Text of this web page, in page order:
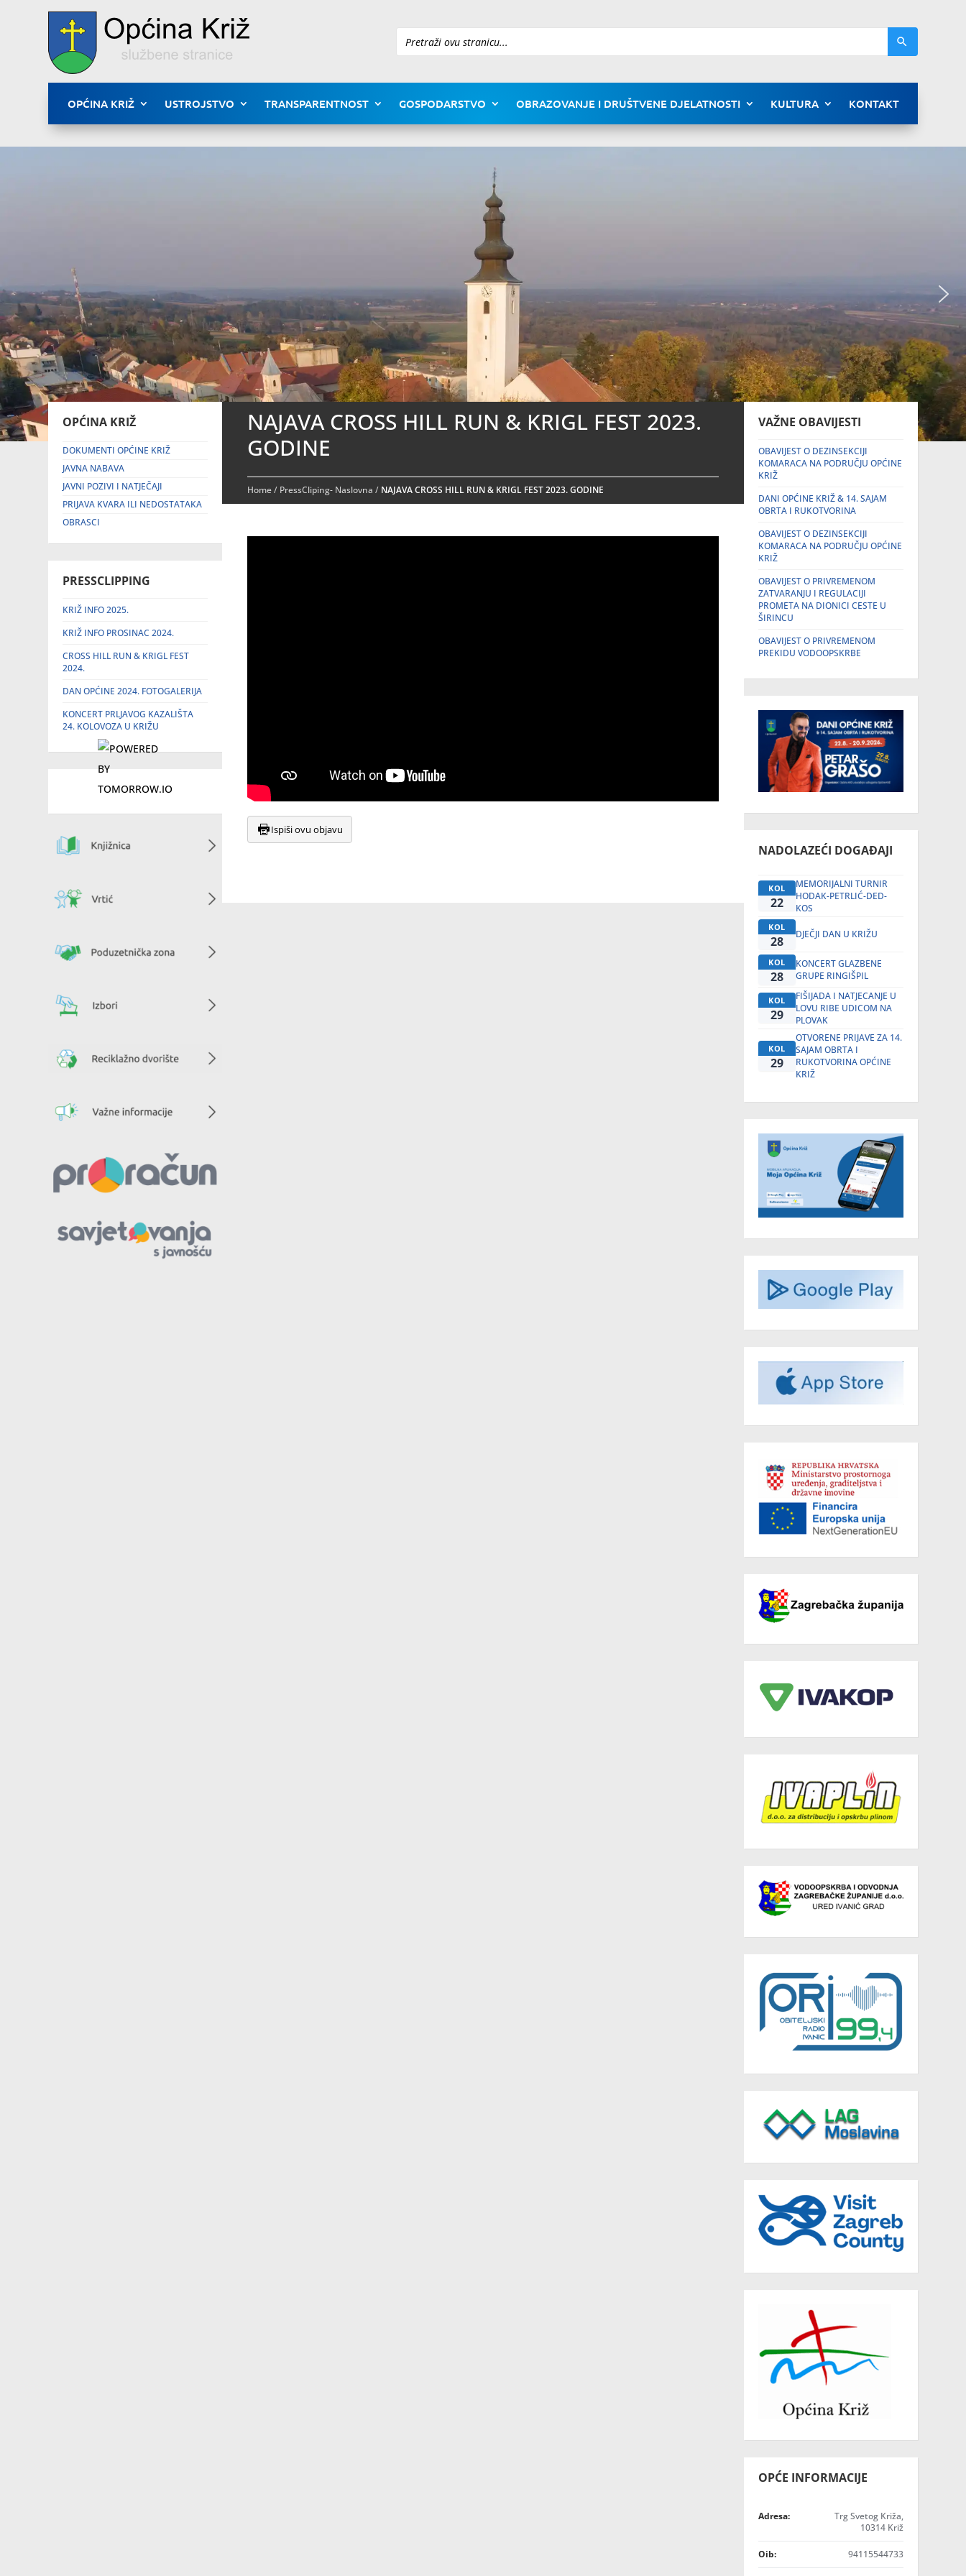
Pretraži
OPĆINA KRIŽ USTROJSTVO TRANSPARENTNOST GOSPODARSTVO OBRAZOVANJE I DRUŠTVENE DJELATNOSTI KULTURA KONTAKT
OPĆINA KRIŽ
DOKUMENTI OPĆINE KRIŽ
JAVNA NABAVA
JAVNI POZIVI I NATJEČAJI
PRIJAVA KVARA ILI NEDOSTATAKA
OBRASCI
PRESSCLIPPING
KRIŽ INFO 2025.
KRIŽ INFO PROSINAC 2024.
CROSS HILL RUN & KRIGL FEST
2024.
DAN OPĆINE 2024. FOTOGALERIJA
KONCERT PRLJAVOG KAZALIŠTA
24. KOLOVOZA U KRIŽU
NAJAVA CROSS HILL RUN & KRIGL FEST 2023.
GODINE
Home/ PressCliping- Naslovna / NAJAVA CROSS HILL RUN & KRIGL FEST 2023. GODINE
Ispiši ovu objavu
VAŽNE OBAVIJESTI
OBAVIJEST O DEZINSEKCIJI
KOMARACA NA PODRUČJU OPĆINE
KRIŽ
DANI OPĆINE KRIŽ & 14. SAJAM
OBRTA I RUKOTVORINA
OBAVIJEST O DEZINSEKCIJI
KOMARACA NA PODRUČJU OPĆINE
KRIŽ
OBAVIJEST O PRIVREMENOM
ZATVARANJU I REGULACIJI
PROMETA NA DIONICI CESTE U
ŠIRINCU
OBAVIJEST O PRIVREMENOM
PREKIDU VODOOPSKRBE
NADOLAZEĆI DOGAĐAJI
KOL
22
MEMORIJALNI TURNIR
HODAK-PETRLIĆ-DED-
KOS
KOL
28 DJEČJI DAN U KRIŽU
KOL
28
KONCERT GLAZBENE
GRUPE RINGIŠPIL
KOL
29
FIŠIJADA I NATJECANJE U
LOVU RIBE UDICOM NA
PLOVAK
KOL
29
OTVORENE PRIJAVE ZA 14.
SAJAM OBRTA I
RUKOTVORINA OPĆINE
KRIŽ
OPĆE INFORMACIJE
Adresa:
Trg Svetog Križa,
10314 Križ
Oib: 94115544733